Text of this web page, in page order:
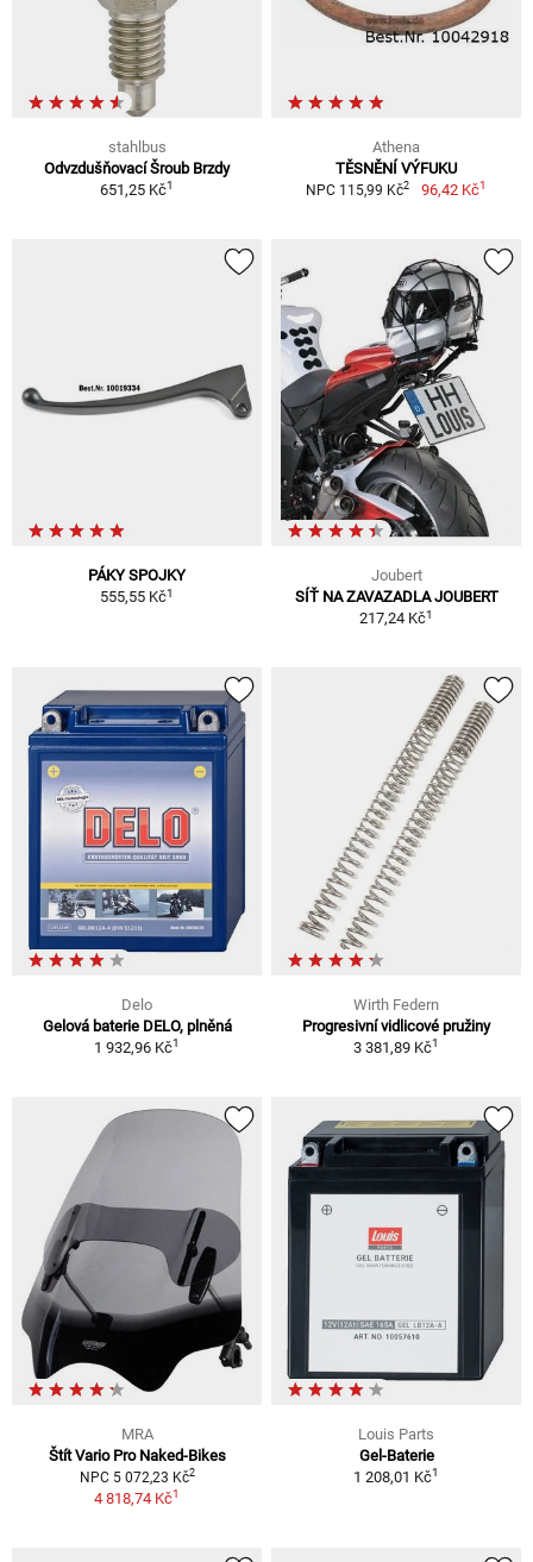
stahlbus
Odvzdušňovací Šroub Brzdy
651,25 Kč1
Athena
TĚSNĚNÍ VÝFUKU
NPC 115,99 Kč2 96,42 Kč1
PÁKY SPOJKY
555,55 Kč1
Joubert
SÍŤ NA ZAVAZADLA JOUBERT
217,24 Kč1
Delo
Gelová baterie DELO, plněná
1 932,96 Kč1
Wirth Federn
Progresivní vidlicové pružiny
3 381,89 Kč1
MRA
Štít Vario Pro Naked-Bikes
NPC 5 072,23 Kč2
4 818,74 Kč1
Louis Parts
Gel-Baterie
1 208,01 Kč1